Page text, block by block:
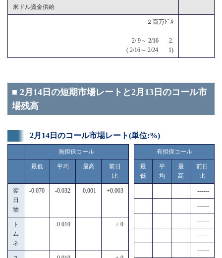
米ドル資金供給
２百万ﾄﾞﾙ
2/ 9～ 2/16 2.
( 2/16～ 2/24 1)
■ 2月14日の短期市場レートと2月13日のコール市
場残高
2月14日のコール市場レート(単位:%)
無担保コール
最低 平均 最高
前日
比
翌
日
物
-0.070 -0.032 0.001 +0.003
ト
ム
ネ
-0.010 ± 0
有担保コール
最
低
平
均
最
高
前日
比
------
------
------
------
------